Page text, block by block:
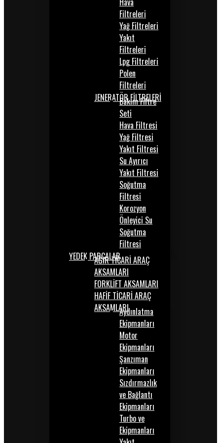
Filtreleri
Yağ Filtreleri
Yakıt
Filtreleri
Lpg Filtreleri
Polen
Filtreleri
JENERATÖR FİLTRELERİ
Bakım Filtre
Seti
Hava Filtresi
Yağ Filtresi
Yakıt Filtresi
Su Ayırıcı
Yakıt Filtresi
Soğutma
Filtresi
Korozyon
Önleyici Su
Soğutma
Filtresi
YEDEK PARÇALARAĞIR TİCARİ ARAÇ
AKSAMLARI
FORKLİFT AKSAMLARI
HAFİF TİCARİ ARAÇ
AKSAMLARIAydınlatma
Ekipmanları
Motor
Ekipmanları
Şanzıman
Ekipmanları
Sızdırmazlık
ve Bağlantı
Ekipmanları
Turbo ve
Ekipmanları